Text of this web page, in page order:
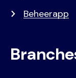
Beheerapp